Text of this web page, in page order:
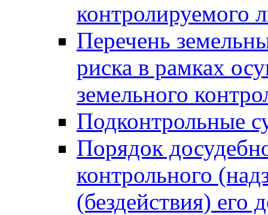
контролируемого
Перечень
риска в рамках
земельного
Подконтрольные
Порядок
контрольного
(бездействия)